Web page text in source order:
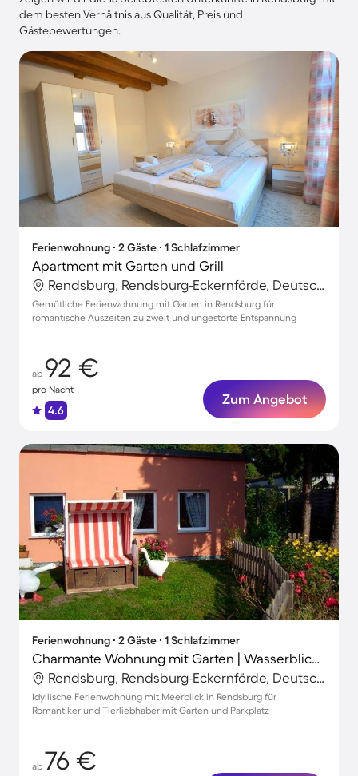
dem besten Verhältnis aus Qualität, Preis und
Gästebewertungen.
Ferienwohnung ∙ 2 Gäste ∙ 1 Schlafzimmer
Apartment mit Garten und Grill
Rendsburg, Rendsburg-Eckernförde, Deutschland
Gemütliche Ferienwohnung mit Garten in Rendsburg für
romantische Auszeiten zu zweit und ungestörte Entspannung
ab 92 €
pro Nacht
4.6
Zum Angebot
Ferienwohnung ∙ 2 Gäste ∙ 1 Schlafzimmer
Charmante Wohnung mit Garten | Wasserblick | Haustierfreundlich
Rendsburg, Rendsburg-Eckernförde, Deutschland
Idyllische Ferienwohnung mit Meerblick in Rendsburg für
Romantiker und Tierliebhaber mit Garten und Parkplatz
ab 76 €